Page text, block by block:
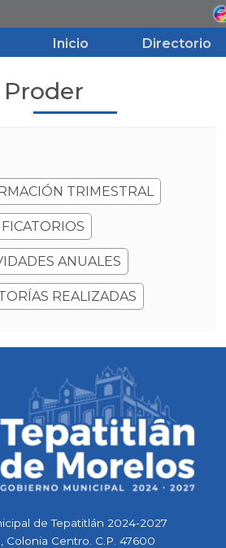
Inicio Directorio
Inicio
de Privacidad
Proder
TRIMESTRAL
ANUALES
REALIZADAS
de Tepatitlán 2024-2027
Colonia Centro. C.P. 47600